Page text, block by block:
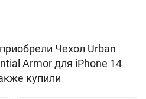
магниты для надежного
до 3.6 метра
Чехол Urban
Armor для iPhone 14
купили